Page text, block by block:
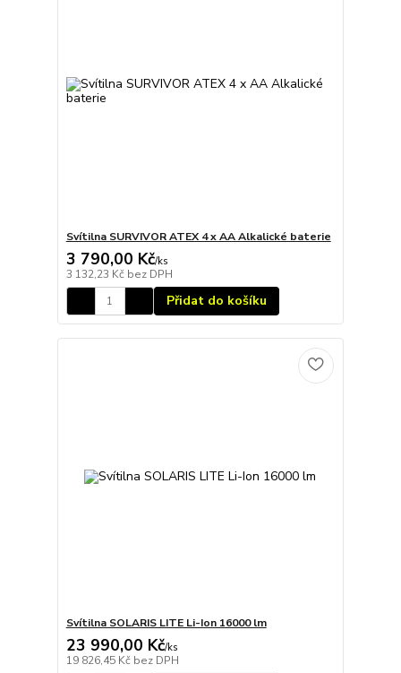
Svítilna SURVIVOR ATEX 4 x AA Alkalické baterie
3 790,00 Kč/ks
3 132,23 Kč bez DPH
Přidat do košíku
Svítilna SOLARIS LITE Li-Ion 16000 lm
23 990,00 Kč/ks
19 826,45 Kč bez DPH